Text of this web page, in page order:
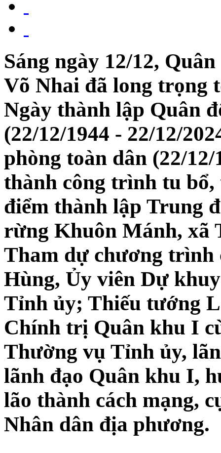
Sáng ngày 12/12,
Võ Nhai đã long trọng
Ngày thành lập Quân
(22/12/1944 - 22/12/
phòng toàn dân (22/
thành công trình tu
điểm thành lập Trung
rừng Khuôn Mánh, xã
Tham dự chương trình
Hùng, Ủy viên Dự
Tỉnh ủy; Thiếu tướng
Chính trị Quân khu I
Thường vụ Tỉnh ủy,
lãnh đạo Quân khu I,
lão thành cách mạng,
Nhân dân địa phương.